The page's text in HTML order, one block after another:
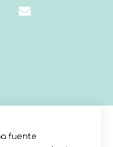
fuente